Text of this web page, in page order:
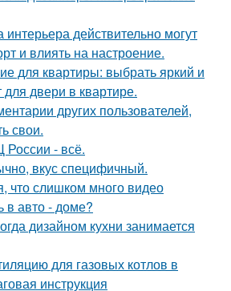
действительно могут
и влиять на настроение.
для квартиры: выбрать яркий и
двери в квартире.
других пользователей,
свои.
России - всё.
вкус специфичный.
что слишком много видео
в авто - доме?
дизайном кухни занимается
для газовых котлов в
инструкция